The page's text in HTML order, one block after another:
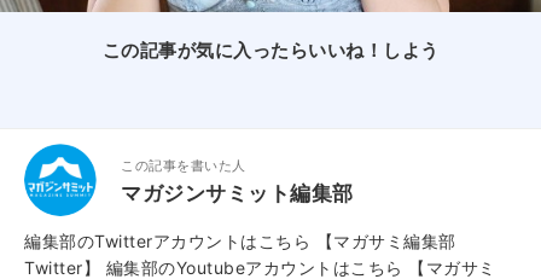
この記事が気に入ったらいいね！しよう
この記事を書いた人
マガジンサミット編集部
編集部のTwitterアカウントはこちら
【マガサミ編集部
Twitter】
編集部のYoutubeアカウントはこちら
【マガサミ